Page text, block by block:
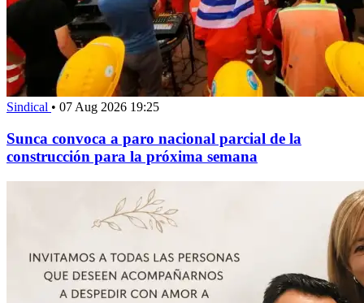
Sindical • 07 Aug 2026 19:25
Sunca convoca a paro nacional parcial de la
construcción para la próxima semana